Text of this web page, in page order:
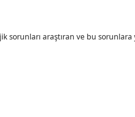
sorunları araştıran ve bu